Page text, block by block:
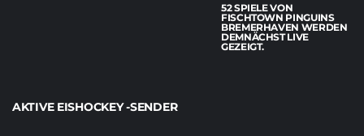
52 SPIELE VON
FISCHTOWN PINGUINS
BREMERHAVEN WERDEN
DEMNÄCHST LIVE
GEZEIGT.
AKTIVE EISHOCKEY -SENDER